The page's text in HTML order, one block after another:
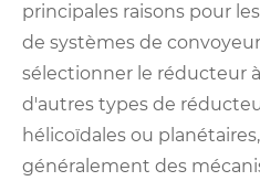
principales raisons pour
de systèmes de
sélectionner le réducteur
d'autres types de
hélicoïdales ou
généralement des